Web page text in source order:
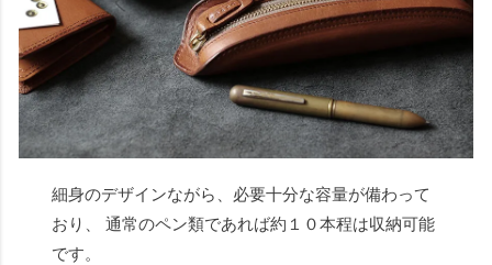
細身のデザインながら、必要十分な容量が備わって
おり、 通常のペン類であれば約１０本程は収納可能
です。